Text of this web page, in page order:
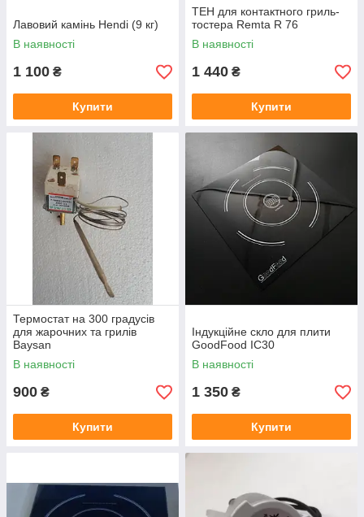
Лавовий камінь Hendi (9 кг)
В наявності
1 100 ₴
Купити
ТЕН для контактного гриль-
тостера Remta R 76
В наявності
1 440 ₴
Купити
Термостат на 300 градусів
для жарочних та грилів
Baysan
В наявності
900 ₴
Купити
Індукційне скло для плити
GoodFood IC30
В наявності
1 350 ₴
Купити